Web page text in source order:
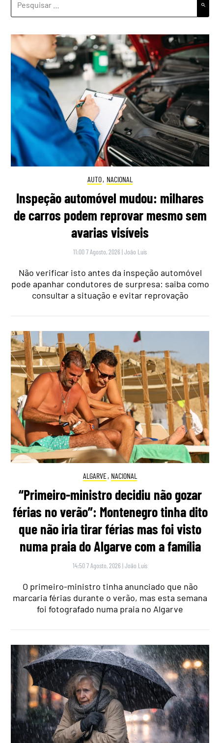
POR:
AUTO, NACIONAL
Inspeção automóvel mudou: milhares
de carros podem reprovar mesmo sem
avarias visíveis
11:00 7 Agosto, 2026 |João Luís
Não verificar isto antes da inspeção automóvel
pode apanhar condutores de surpresa: saiba como
consultar a situação e evitar reprovação
ALGARVE, NACIONAL
“Primeiro-ministro decidiu não gozar
férias no verão”: Montenegro tinha dito
que não iria tirar férias mas foi visto
numa praia do Algarve com a família
14:50 7 Agosto, 2026 |João Luís
O primeiro-ministro tinha anunciado que não
marcaria férias durante o verão, mas esta semana
foi fotografado numa praia no Algarve